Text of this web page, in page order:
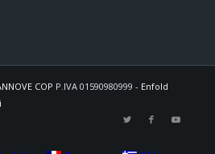
COP P.IVA 01590980999 - Enfold